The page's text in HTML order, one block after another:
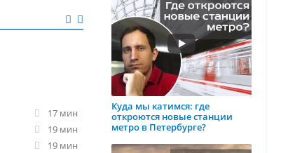
17 мин
19 мин
19 мин
Куда мы катимся: где
откроются новые станции
метро в Петербурге?